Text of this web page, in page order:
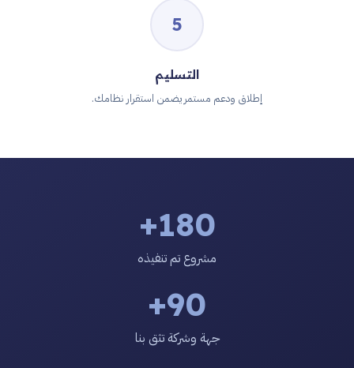
5
التسليم
إطلاق ودعم مستمر يضمن استقرار نظامك.
180+
مشروع تم تنفيذه
90+
جهة وشركة تثق بنا